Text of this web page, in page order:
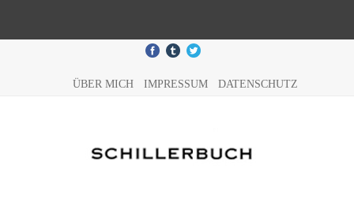
ÜBER MICH IMPRESSUM DATENSCHUTZ